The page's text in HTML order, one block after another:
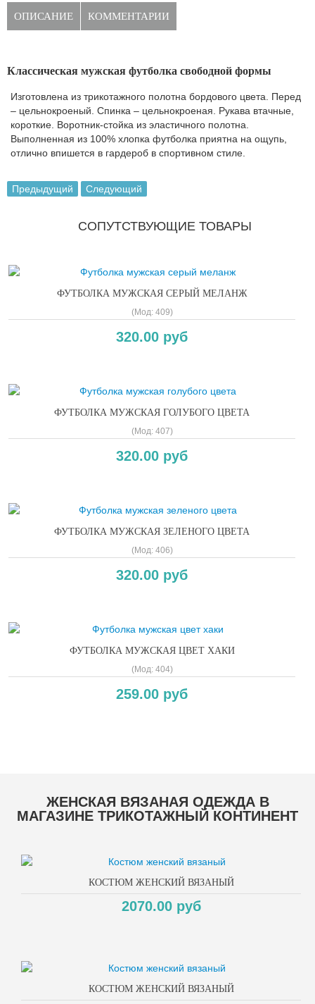
ОПИСАНИЕ КОММЕНТАРИИ
Классическая мужская футболка свободной формы
Изготовлена из трикотажного полотна бордового цвета. Перед
– цельнокроеный. Спинка – цельнокроеная. Рукава втачные,
короткие. Воротник-стойка из эластичного полотна.
Выполненная из 100% хлопка футболка приятна на ощупь,
отлично впишется в гардероб в спортивном стиле.
Предыдущий Следующий
СОПУТСТВУЮЩИЕ ТОВАРЫ
ФУТБОЛКА МУЖСКАЯ СЕРЫЙ МЕЛАНЖ
(Мод: 409)
320.00 руб
ФУТБОЛКА МУЖСКАЯ ГОЛУБОГО ЦВЕТА
(Мод: 407)
320.00 руб
ФУТБОЛКА МУЖСКАЯ ЗЕЛЕНОГО ЦВЕТА
(Мод: 406)
320.00 руб
ФУТБОЛКА МУЖСКАЯ ЦВЕТ ХАКИ
(Мод: 404)
259.00 руб
ЖЕНСКАЯ ВЯЗАНАЯ ОДЕЖДА В
МАГАЗИНЕ ТРИКОТАЖНЫЙ КОНТИНЕНТ
КОСТЮМ ЖЕНСКИЙ ВЯЗАНЫЙ
2070.00 руб
КОСТЮМ ЖЕНСКИЙ ВЯЗАНЫЙ